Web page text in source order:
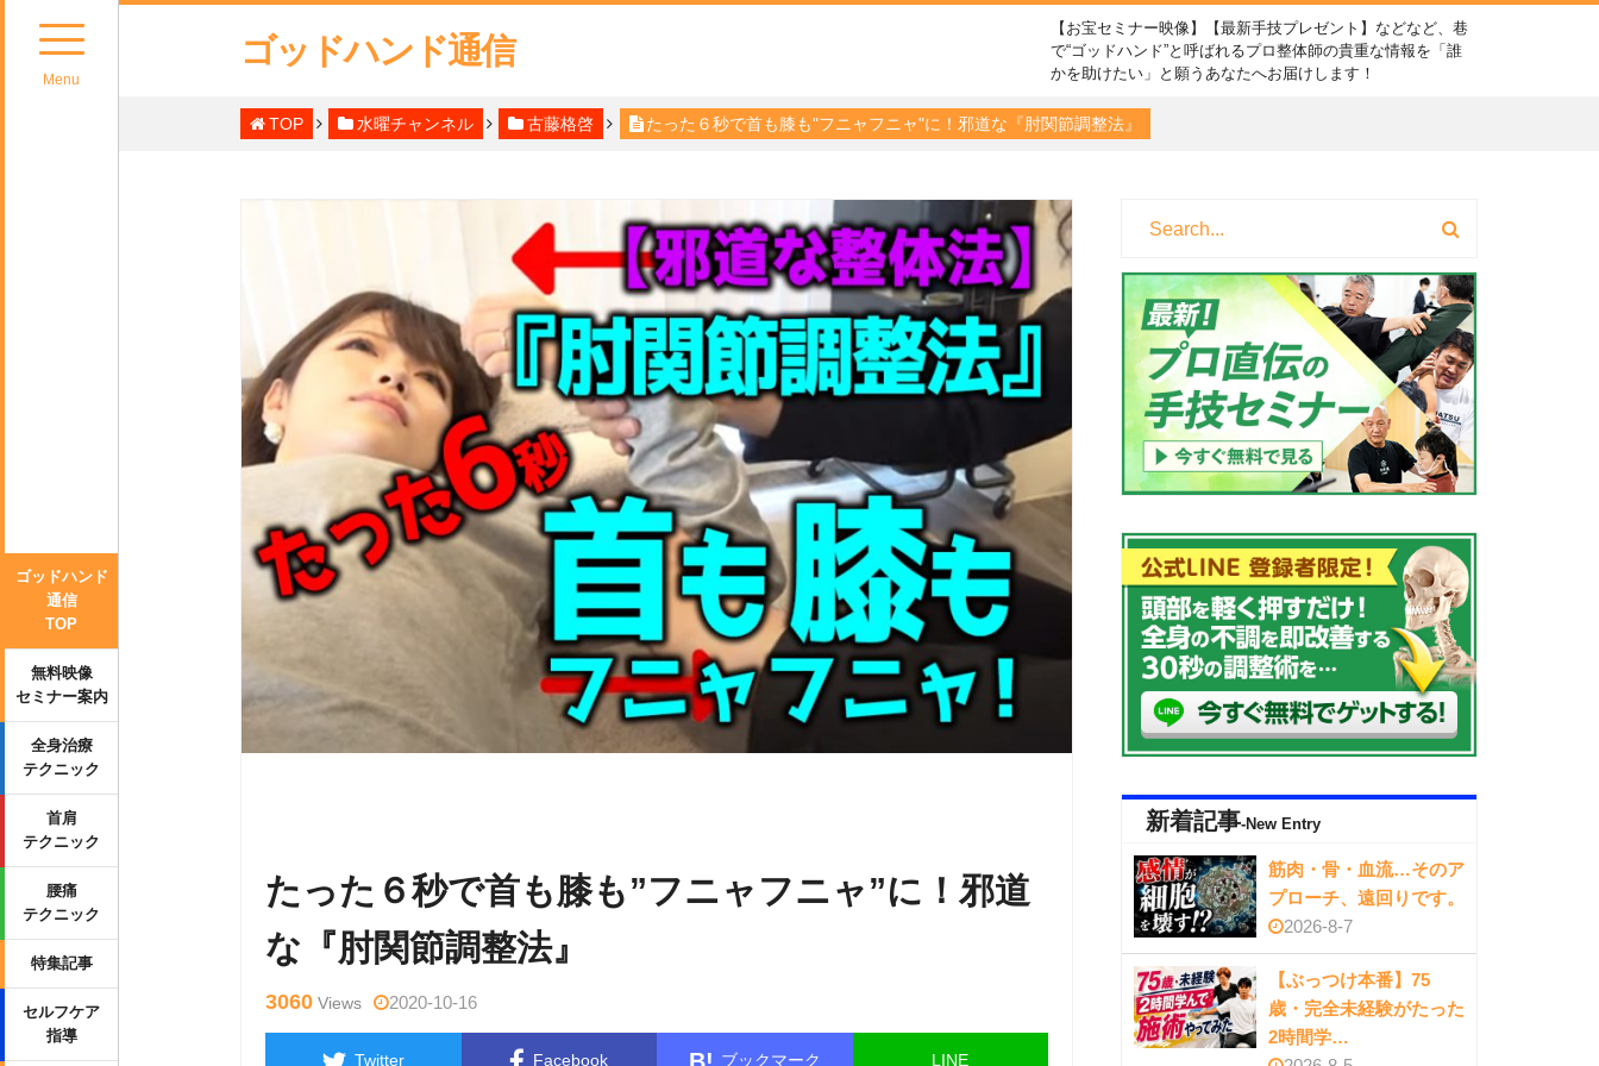
Menu
ゴッドハンド
通信
TOP
無料映像
セミナー案内
全身治療
テクニック
首肩
テクニック
腰痛
テクニック
特集記事
セルフケア
指導
ゴッドハンド通信
【お宝セミナー映像】【最新手技プレゼント】などなど、巷
で“ゴッドハンド”と呼ばれるプロ整体師の貴重な情報を「誰
かを助けたい」と願うあなたへお届けします！
TOP 水曜チャンネル 古藤格啓 たった６秒で首も膝も"フニャフニャ"に！邪道な『肘関節調整法』
たった６秒で首も膝も”フニャフニャ”に！邪道
な『肘関節調整法』
3060 Views 2020-10-16
Twitter Facebook ブックマーク LINE
新着記事-New Entry
筋肉・骨・血流…そのア
プローチ、遠回りです。
2026-8-7
【ぶっつけ本番】75
歳・完全未経験がたった
2時間学…